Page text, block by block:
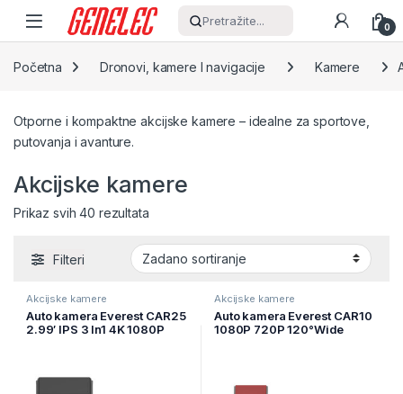
Skip to navigation
Skip to content
Pretražite... 0
Početna Dronovi, kamere I navigacije Kamere
Otporne i kompaktne akcijske kamere – idealne za sportove,
putovanja i avanture.
Akcijske kamere
Prikaz svih 40 rezultata
Filteri
Akcijske kamere
Auto kamera Everest CAR25
2.99′ IPS 3 In1 4K 1080P
Akcijske kamere
Auto kamera Everest CAR10
1080P 720P 120°Wide